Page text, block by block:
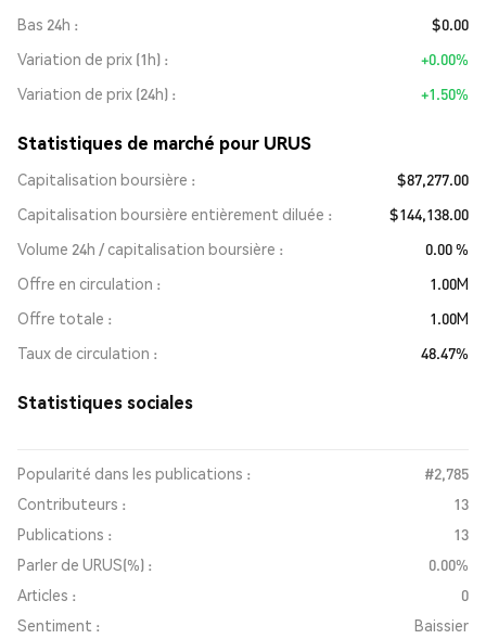
Bas 24h
$0.00
Variation de prix (1h)
+0.00%
Variation de prix (24h)
+1.50%
Statistiques de marché pour URUS
Capitalisation boursière
$87,277.00
Capitalisation boursière entièrement diluée
$144,138.00
Volume 24h / capitalisation boursière
0.00 %
Offre en circulation
1.00M
Offre totale
1.00M
Taux de circulation
48.47%
Statistiques sociales
Popularité dans les publications :
#2,785
Contributeurs :
13
Publications :
13
Parler de URUS(%) :
0.00%
Articles :
0
Sentiment :
Baissier